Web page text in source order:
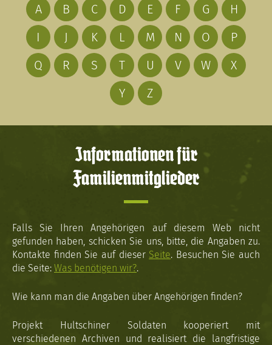
A B C D E F G
H
I
J K L M N O
P
Q
R S T U V W
X
Y
Z
Informationen für
Familienmitglieder
Falls Sie Ihren Angehörigen auf diesem Web nicht
gefunden haben, schicken Sie uns, bitte, die Angaben zu.
Kontakte finden Sie auf dieser Seite. Besuchen Sie auch
die Seite: Was benötigen wir?.
Wie kann man die Angaben über Angehörigen finden?
Projekt Hultschiner Soldaten kooperiert mit
verschiedenen Archiven und realisiert die langfristige